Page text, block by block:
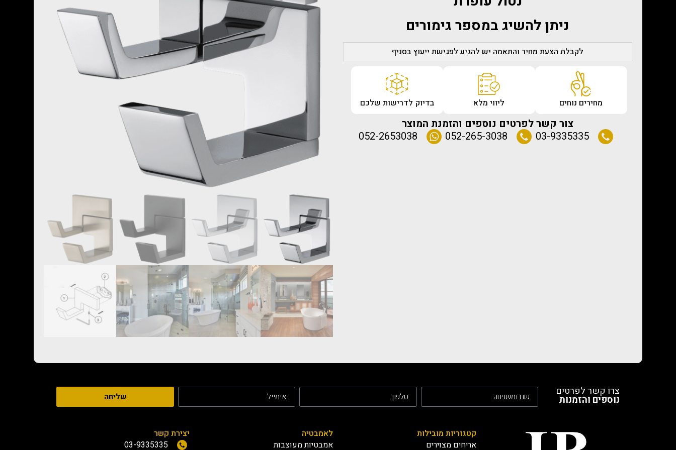
ניתן להשיג במספר גימורים
לקבלת הצעת מחיר והתאמה יש להגיע לפגישת ייעוץ בסניף
מחירים נוחים ליווי מלא בדיוק לדרישות שלכם
צור קשר לפרטים נוספים והזמנת המוצר
03-9335335
052-265-3038
052-2653038
צרו קשר לפרטים
נוספים והזמנות שליחה
קטגוריות מובילות
אריחים מצוירים
לאמבטיה
אמבטיות מעוצבות
יצירת קשר
03-9335335